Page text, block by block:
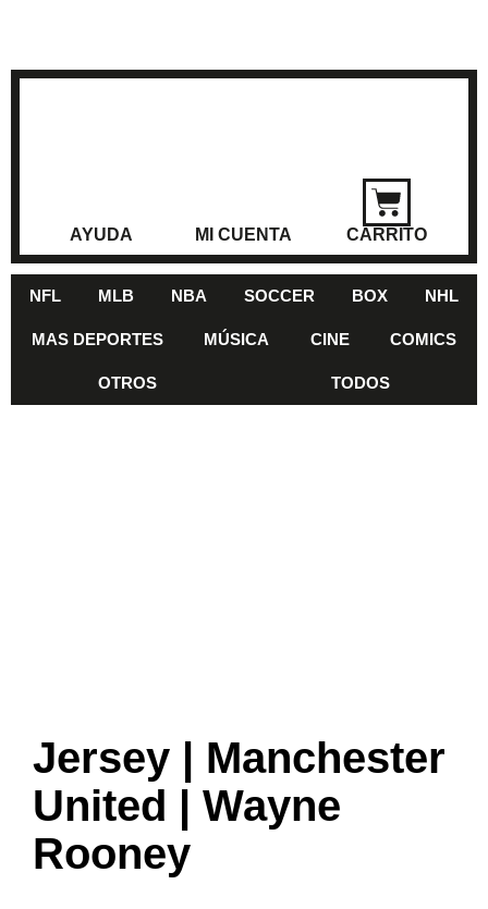
AYUDA MI CUENTA CARRITO
NFL MLB NBA SOCCER BOX NHL
MAS DEPORTES MÚSICA CINE COMICS
OTROS TODOS
Jersey | Manchester
United | Wayne
Rooney